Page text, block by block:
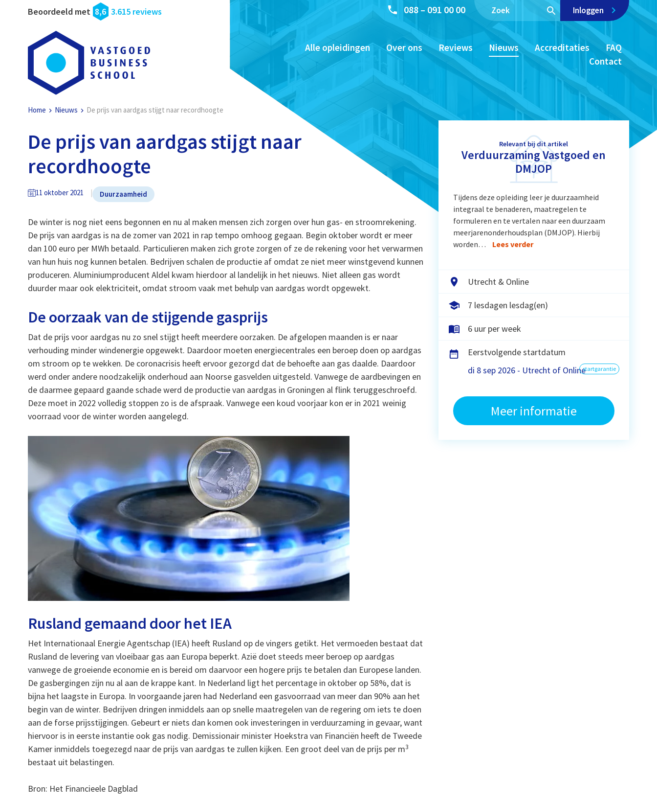
Beoordeeld met 8,6 3.615 reviews 088 – 091 00 00 Inloggen
Alle opleidingen Over ons Reviews Nieuws Accreditaties
FAQ
Contact
Home Nieuws De prijs van aardgas stijgt naar recordhoogte
De prijs van aardgas stijgt naar
recordhoogte
11 oktober 2021 Duurzaamheid
De winter is nog niet eens begonnen en nu al maken mensen zich zorgen over hun gas- en stroomrekening.
De prijs van aardgas is na de zomer van 2021 in rap tempo omhoog gegaan. Begin oktober wordt er meer
dan 100 euro per MWh betaald. Particulieren maken zich grote zorgen of ze de rekening voor het verwarmen
van hun huis nog kunnen betalen. Bedrijven schalen de productie af omdat ze niet meer winstgevend kunnen
produceren. Aluminiumproducent Aldel kwam hierdoor al landelijk in het nieuws. Niet alleen gas wordt
duurder maar ook elektriciteit, omdat stroom vaak met behulp van aardgas wordt opgewekt.
De oorzaak van de stijgende gasprijs
Dat de prijs voor aardgas nu zo snel stijgt heeft meerdere oorzaken. De afgelopen maanden is er naar
verhouding minder windenergie opgewekt. Daardoor moeten energiecentrales een beroep doen op aardgas
om stroom op te wekken. De coronacrisis heeft ervoor gezorgd dat de behoefte aan gas daalde. Daardoor
werd onder andere noodzakelijk onderhoud aan Noorse gasvelden uitgesteld. Vanwege de aardbevingen en
de daarmee gepaard gaande schade werd de productie van aardgas in Groningen al flink teruggeschroefd.
Deze moet in 2022 volledig stoppen zo is de afspraak. Vanwege een koud voorjaar kon er in 2021 weinig
voorraad voor de winter worden aangelegd.
Rusland gemaand door het IEA
Het Internationaal Energie Agentschap (IEA) heeft Rusland op de vingers getikt. Het vermoeden bestaat dat
Rusland de levering van vloeibaar gas aan Europa beperkt. Azië doet steeds meer beroep op aardgas
vanwege de groeiende economie en is bereid om daarvoor een hogere prijs te betalen dan Europese landen.
De gasbergingen zijn nu al aan de krappe kant. In Nederland ligt het percentage in oktober op 58%, dat is
bijna het laagste in Europa. In voorgaande jaren had Nederland een gasvoorraad van meer dan 90% aan het
begin van de winter. Bedrijven dringen inmiddels aan op snelle maatregelen van de regering om iets te doen
aan de forse prijsstijgingen. Gebeurt er niets dan komen ook investeringen in verduurzaming in gevaar, want
hiervoor is in eerste instantie ook gas nodig. Demissionair minister Hoekstra van Financiën heeft de Tweede
Kamer inmiddels toegezegd naar de prijs van aardgas te zullen kijken. Een groot deel van de prijs per m3
bestaat uit belastingen.
Bron: Het Financieele Dagblad
Relevant bij dit artikel
Verduurzaming Vastgoed en
DMJOP
Tijdens deze opleiding leer je duurzaamheid
integraal te benaderen, maatregelen te
formuleren en te vertalen naar een duurzaam
meerjarenonderhoudsplan (DMJOP). Hierbij
worden…
Lees verder
Utrecht & Online
7 lesdagen lesdag(en)
6 uur per week
Eerstvolgende startdatum
di 8 sep 2026 - Utrecht of Onlinestartgarantie
Meer informatie